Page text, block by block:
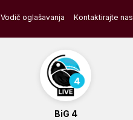
Vodič oglašavanja Kontaktirajte nas
BiG 4